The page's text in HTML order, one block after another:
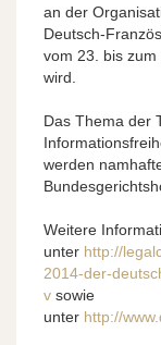
an der
Deutsch-
vom 23. bis
wird.
Das Thema der
werden
Weitere
unter http://
2014-der-
v sowie
unter http://